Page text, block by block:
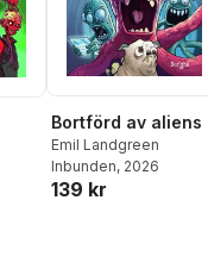
Bortförd av aliens
Emil Landgreen
Inbunden, 2026
139 kr